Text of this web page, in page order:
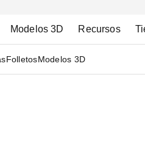
Modelos 3D Recursos
FolletosModelos 3D